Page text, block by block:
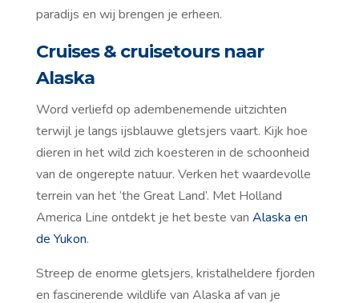
paradijs en wij brengen je erheen.
Cruises & cruisetours naar
Alaska
Word verliefd op adembenemende uitzichten
terwijl je langs ijsblauwe gletsjers vaart. Kijk hoe
dieren in het wild zich koesteren in de schoonheid
van de ongerepte natuur. Verken het waardevolle
terrein van het ‘the Great Land’. Met Holland
America Line ontdekt je het beste van Alaska en
de Yukon.
Streep de enorme gletsjers, kristalheldere fjorden
en fascinerende wildlife van Alaska af van je